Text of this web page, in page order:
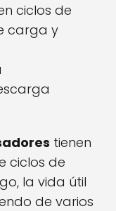
ciclos de
carga y
tienen
ciclos de
la vida útil
de varios